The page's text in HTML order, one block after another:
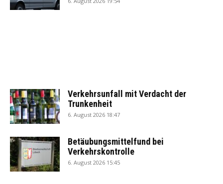
Verkehrsunfall mit Verdacht der
Trunkenheit
6. August 2026 18:47
Betäubungsmittelfund bei
Verkehrskontrolle
6. August 2026 15:45